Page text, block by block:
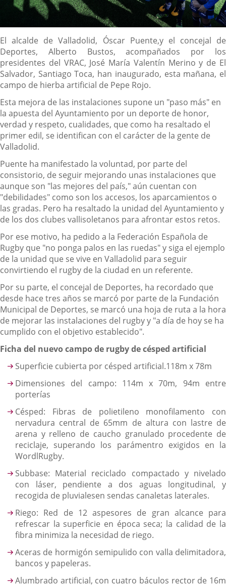
Descripción
El alcalde de Valladolid, Óscar Puente,y el concejal de
Deportes, Alberto Bustos, acompañados por los
presidentes del VRAC, José María Valentín Merino y de El
Salvador, Santiago Toca, han inaugurado, esta mañana, el
campo de hierba artificial de Pepe Rojo.
Esta mejora de las instalaciones supone un "paso más" en
la apuesta del Ayuntamiento por un deporte de honor,
verdad y respeto, cualidades, que como ha resaltado el
primer edil, se identifican con el carácter de la gente de
Valladolid.
Puente ha manifestado la voluntad, por parte del
consistorio, de seguir mejorando unas instalaciones que
aunque son "las mejores del país," aún cuentan con
"debilidades" como son los accesos, los aparcamientos o
las gradas. Pero ha resaltado la unidad del Ayuntamiento y
de los dos clubes vallisoletanos para afrontar estos retos.
Por ese motivo, ha pedido a la Federación Española de
Rugby que "no ponga palos en las ruedas" y siga el ejemplo
de la unidad que se vive en Valladolid para seguir
convirtiendo el rugby de la ciudad en un referente.
Por su parte, el concejal de Deportes, ha recordado que
desde hace tres años se marcó por parte de la Fundación
Municipal de Deportes, se marcó una hoja de ruta a la hora
de mejorar las instalaciones del rugby y "a día de hoy se ha
cumplido con el objetivo establecido".
Ficha del nuevo campo de rugby de césped artificial
Superficie cubierta por césped artificial.118m x 78m
Dimensiones del campo: 114m x 70m, 94m entre
porterías
Césped: Fibras de polietileno monofilamento con
nervadura central de 65mm de altura con lastre de
arena y relleno de caucho granulado procedente de
reciclaje, superando los parámentro exigidos en la
WordlRugby.
Subbase: Material reciclado compactado y nivelado
con láser, pendiente a dos aguas longitudinal, y
recogida de pluvialesen sendas canaletas laterales.
Riego: Red de 12 aspesores de gran alcance para
refrescar la superficie en época seca; la calidad de la
fibra minimiza la necesidad de riego.
Aceras de hormigón semipulido con valla delimitadora,
bancos y papeleras.
Alumbrado artificial, con cuatro báculos rector de 16m